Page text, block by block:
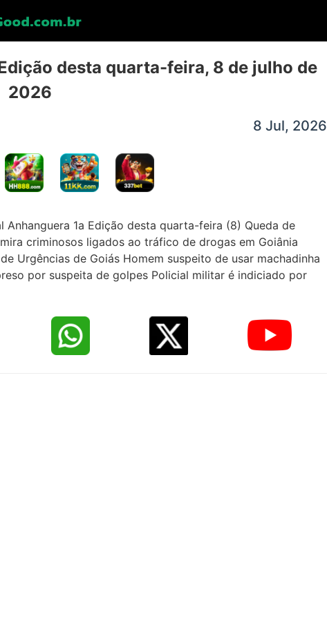
desta quarta-feira, 8 de julho de
2026
8 Jul, 2026
1a Edição desta quarta-feira (8) Queda de
criminosos ligados ao tráfico de drogas em Goiânia
Urgências de Goiás Homem suspeito de usar machadinha
por suspeita de golpes Policial militar é indiciado por